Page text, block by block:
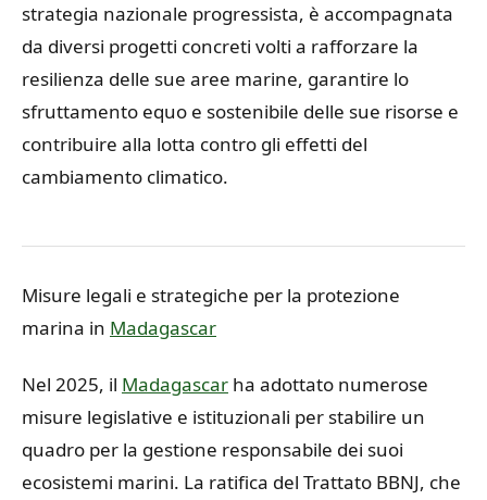
strategia nazionale progressista, è accompagnata
da diversi progetti concreti volti a rafforzare la
resilienza delle sue aree marine, garantire lo
sfruttamento equo e sostenibile delle sue risorse e
contribuire alla lotta contro gli effetti del
cambiamento climatico.
Misure legali e strategiche per la protezione
marina in Madagascar
Nel 2025, il Madagascar ha adottato numerose
misure legislative e istituzionali per stabilire un
quadro per la gestione responsabile dei suoi
ecosistemi marini. La ratifica del Trattato BBNJ, che